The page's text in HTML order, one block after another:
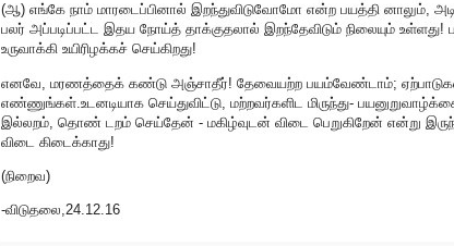
(ஆ) எங்கே நாம் மாரடைப்பினால் இறந்துவிடுவோமோ என்ற பயத்தி னாலும்,
பலர் அப்படிப்பட்ட இதய நோய்த் தாக்குதலால் இறந்தேவிடும் நிலையும்
உருவாக்கி உயிரிழக்கச் செய்கிறது!
எனவே, மரணத்தைக் கண்டு அஞ்சாதீர்! தேவையற்ற பயம்வேண்டாம்;
எண்ணுங்கள்.உடனடியாக செய்துவிட்டு, மற்றவர்களிட மிருந்து-
இல்லறம், தொண் டறம் செய்தேன் - மகிழ்வுடன் விடை பெறுகிறேன் என்று
விடை கிடைக்காது!
(நிறைவ)
-விடுதலை,24.12.16